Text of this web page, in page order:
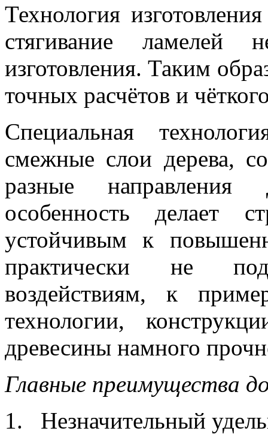
Технология
стягивание ламелей
изготовления. Таким
точных расчётов и
Специальная
смежные слои дерева,
разные направления
особенность делает
устойчивым к
практически не
воздействиям, к
технологии,
древесины намного
Главные преимущества
Незначительный